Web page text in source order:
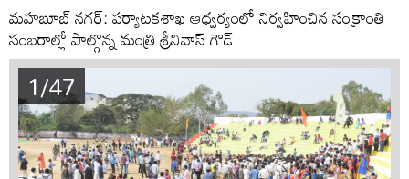
మహబూబ్ నగర్: పర్యాటకశాఖ ఆధ్వర్యంలో నిర్వహించిన సంక్రాంతి
సంబరాల్లో పాల్గొన్న మంత్రి శ్రీనివాస్ గౌడ్
1/47